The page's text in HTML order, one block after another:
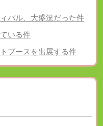
バル、大盛況だった件
いる件
ブースを出展する件